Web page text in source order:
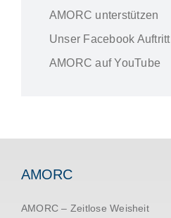
AMORC unterstützen
Unser Facebook Auftritt
AMORC auf YouTube
AMORC
AMORC – Zeitlose Weisheit